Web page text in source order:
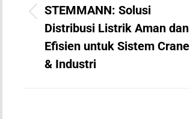
Previous
post:
STEMMANN: Solusi
Distribusi Listrik Aman dan
Efisien untuk Sistem Crane
& Industri